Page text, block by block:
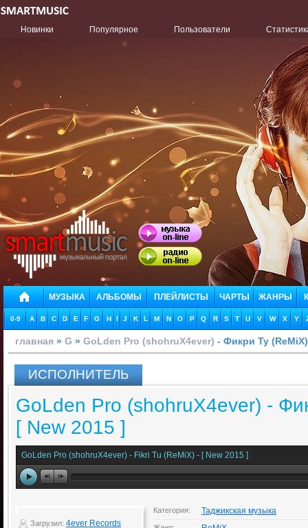
Новинки Популярное Пользователи
МУЗЫКА АЛЬБОМЫ ПЛЕЙЛИСТЫ ЧАРТЫ ЖАНРЫ
0-9 A B C D E F G H I J K L M N O P Q R S T U V W X Y
главная » G » GoLden Pro (shohruX4ever) - Фикри Ту
ИСПОЛНИТЕЛЬ
GoLden Pro (shohruX4ever) -
[ New 2015 ]
GoLden Pro (shohruX4ever) - Fikri Tu (ReMiX) - [ New 2015 ]
Загрузил: 4ever Records
Категория: Таджикская музыка